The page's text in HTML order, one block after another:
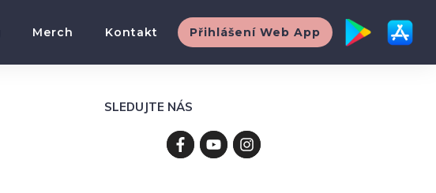
Merch Kontakt Přihlášení Web App
SLEDUJTE NÁS